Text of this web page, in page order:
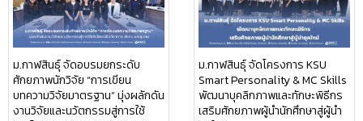
ม.กาฬสินธุ์ จัดอบรมยกระดับ
ศักยภาพนักวิจัย “การเขียน
บทความวิจัยมาตรฐาน” มุ่งผลักดัน
งานวิจัยและนวัตกรรมสู่การใช้
ม.กาฬสินธุ์ จัดโครงการ KSU
Smart Personality & MC Skills
พัฒนาบุคลิกภาพและทักษะพิธีกร
เสริมศักยภาพผู้นำนักศึกษาสู่ผู้นำ